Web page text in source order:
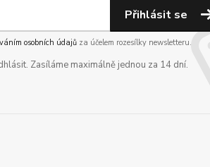
Přihlásit se
osobních údajů za účelem rozesílky newsletteru.
Zasíláme maximálně jednou za 14 dní.